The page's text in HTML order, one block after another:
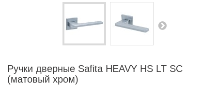
Ручки дверные Safita HEAVY HS LT SC
(матовый хром)